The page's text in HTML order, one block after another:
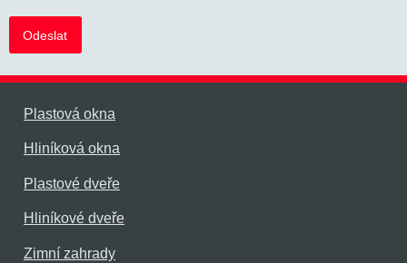
Plastová okna
Hliníková okna
Plastové dveře
Hliníkové dveře
Zimní zahrady